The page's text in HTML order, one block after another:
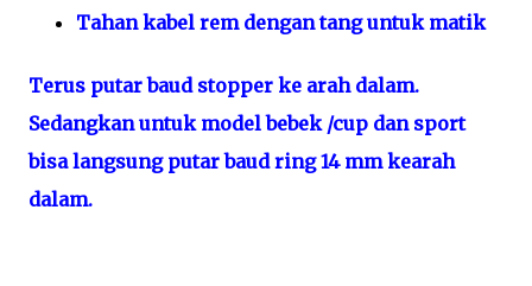
Tahan kabel rem dengan tang untuk matik
Terus putar baud stopper ke arah dalam.
Sedangkan untuk model bebek /cup dan sport
bisa langsung putar baud ring 14 mm kearah
dalam.